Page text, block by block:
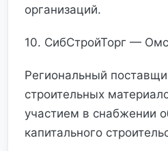
организаций.
10. СибСтройТорг —
Региональный
строительных
участием в снабжении
капитального